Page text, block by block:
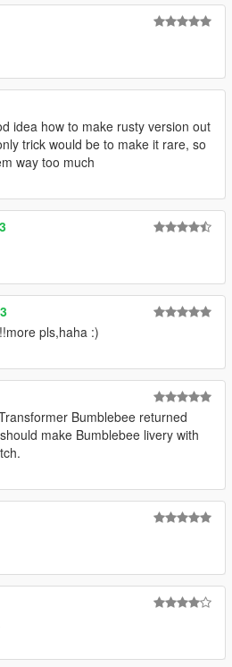
idea how to make rusty version out
trick would be to make it rare, so
way too much
pls,haha :)
Bumblebee returned
make Bumblebee livery with